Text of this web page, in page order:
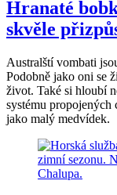
Hranaté
skvěle
Australští vombati
Podobně jako oni se
život. Také si hloubí
systému propojených
jako malý medvídek.